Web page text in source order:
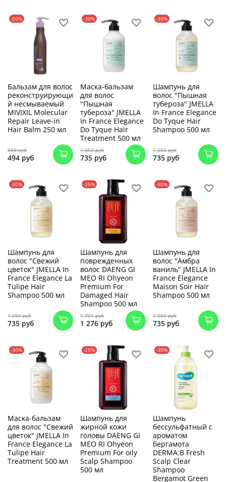
-50%
Бальзам для волос
реконструирующи
й несмываемый
MIVIXIL Molecular
Repair Leave-in
Hair Balm 250 мл
988 руб
494 руб
-30%
Маска-бальзам
для волос
"Пышная
тубероза" JMELLA
In France Elegance
Do Tyque Hair
Treatment 500 мл
1 050 руб
735 руб
-30%
Шампунь для
волос "Пышная
тубероза" JMELLA
In France Elegance
Do Tyque Hair
Shampoo 500 мл
1 050 руб
735 руб
-30%
Шампунь для
волос "Свежий
цветок" JMELLA In
France Elegance La
Tulipe Hair
Shampoo 500 мл
1 050 руб
735 руб
-25%
Шампунь для
поврежденных
волос DAENG GI
MEO RI Ohyeon
Premium For
Damaged Hair
Shampoo 500 мл
1 701 руб
1 276 руб
-30%
Шампунь для
волос "Амбра
ваниль" JMELLA In
France Elegance
Maison Soir Hair
Shampoo 500 мл
1 050 руб
735 руб
-30%
Маска-бальзам
для волос "Свежий
цветок" JMELLA In
France Elegance La
Tulipe Hair
Treatment 500 мл
-25%
Шампунь для
жирной кожи
головы DAENG GI
MEO RI Ohyeon
Premium For oily
Scalp Shampoo
500 мл
-30%
Шампунь
бессульфатный с
ароматом
бергамота
DERMA:B Fresh
Scalp Clear
Shampoo
Bergamot Green